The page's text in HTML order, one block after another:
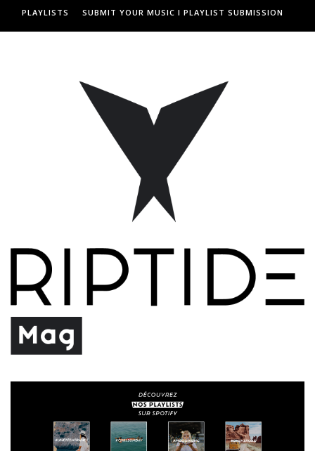
PLAYLISTS SUBMIT YOUR MUSIC I PLAYLIST SUBMISSION